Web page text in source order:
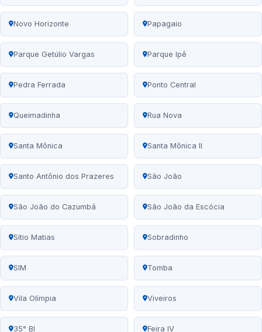
Novo Horizonte Papagaio
Parque Getúlio Vargas Parque Ipê
Pedra Ferrada Ponto Central
Queimadinha Rua Nova
Santa Mônica Santa Mônica II
Santo Antônio dos Prazeres São João
São João do Cazumbá São João da Escócia
Sítio Matias Sobradinho
SIM Tomba
Vila Olímpia Viveiros
35° BI Feira IV